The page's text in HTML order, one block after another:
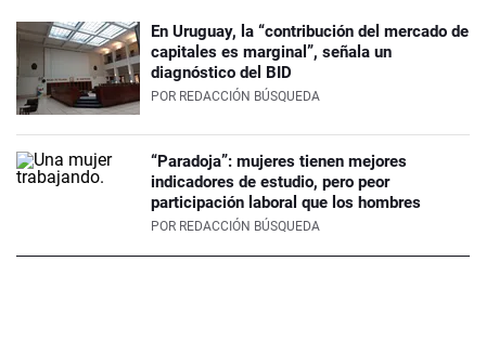
En Uruguay, la “contribución del mercado de
capitales es marginal”, señala un
diagnóstico del BID
POR REDACCIÓN BÚSQUEDA
“Paradoja”: mujeres tienen mejores
indicadores de estudio, pero peor
participación laboral que los hombres
POR REDACCIÓN BÚSQUEDA